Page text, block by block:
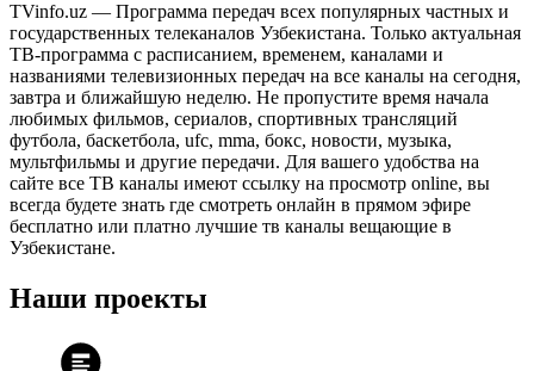
TVinfo.uz — Программа передач всех популярных частных и
государственных телеканалов Узбекистана. Только актуальная
ТВ-программа с расписанием, временем, каналами и
названиями телевизионных передач на все каналы на сегодня,
завтра и ближайшую неделю. Не пропустите время начала
любимых фильмов, сериалов, спортивных трансляций
футбола, баскетбола, ufc, mma, бокс, новости, музыка,
мультфильмы и другие передачи. Для вашего удобства на
сайте все ТВ каналы имеют ссылку на просмотр online, вы
всегда будете знать где смотреть онлайн в прямом эфире
бесплатно или платно лучшие тв каналы вещающие в
Узбекистане.
Наши проекты